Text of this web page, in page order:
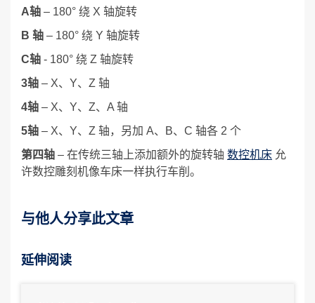
A轴 – 180° 绕 X 轴旋转
B 轴 – 180° 绕 Y 轴旋转
C轴 - 180° 绕 Z 轴旋转
3轴 – X、Y、Z 轴
4轴 – X、Y、Z、A 轴
5轴 – X、Y、Z 轴，另加 A、B、C 轴各 2 个
第四轴 – 在传统三轴上添加额外的旋转轴 数控机床 允
许数控雕刻机像车床一样执行车削。
与他人分享此文章
延伸阅读